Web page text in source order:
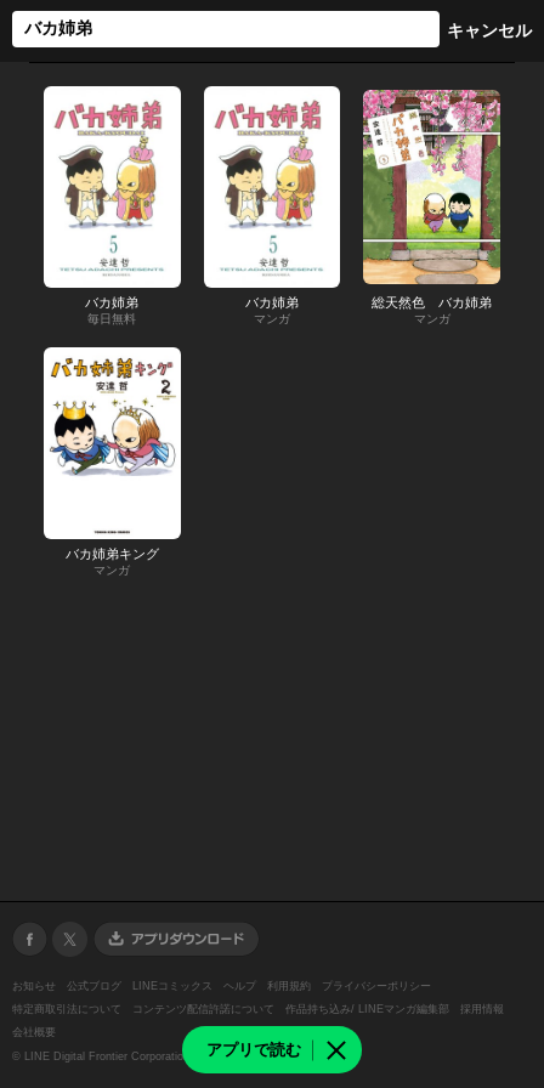
アプリで読む
バカ姉弟
毎日無料
バカ姉弟
マンガ
総天然色 バカ姉弟
マンガ
バカ姉弟キング
マンガ
お知らせ 公式ブログ LINEコミックス ヘルプ 利用規約
プライバシーポリシー
特定商取引法について
コンテンツ配信許諾について 作品持ち込み/ LINEマンガ編集部
採用情報
会社概要
© LINE Digital Frontier Corporation